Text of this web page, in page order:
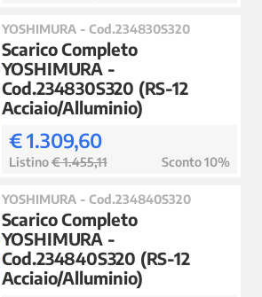
YOSHIMURA - Cod.234830S320
Scarico Completo
YOSHIMURA -
Cod.234830S320 (RS-12
Acciaio/Alluminio)
€ 1.309,60
Listino€ 1.455,11 Sconto 10%
YOSHIMURA - Cod.234840S320
Scarico Completo
YOSHIMURA -
Cod.234840S320 (RS-12
Acciaio/Alluminio)